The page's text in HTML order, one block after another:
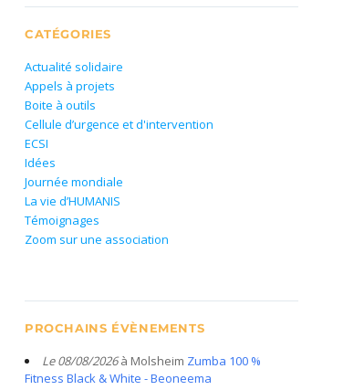
CATÉGORIES
Actualité solidaire
Appels à projets
Boite à outils
Cellule d’urgence et d'intervention
ECSI
Idées
Journée mondiale
La vie d’HUMANIS
Témoignages
Zoom sur une association
PROCHAINS ÉVÈNEMENTS
Le 08/08/2026à Molsheim Zumba 100 %
Fitness Black & White - Beoneema